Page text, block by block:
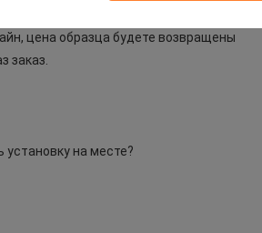
заказ образца страхования
цена образца будете возвращены
заказ.
установку на месте?